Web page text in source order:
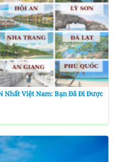
Nhất Việt Nam: Bạn Đã Đi Được